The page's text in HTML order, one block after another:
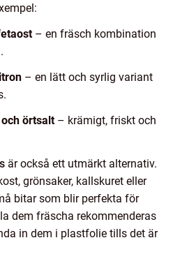
– en fräsch kombination
– en lätt och syrlig variant
örtsalt– krämigt, friskt och
är också ett utmärkt alternativ.
grönsaker, kallskuret eller
bitar som blir perfekta för
dem fräscha rekommenderas
in dem i plastfolie tills det är